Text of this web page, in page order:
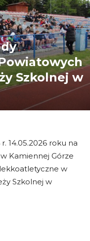
Szkolnej w
14.05.2026 roku na
Kamiennej Górze
w
Szkolnej w